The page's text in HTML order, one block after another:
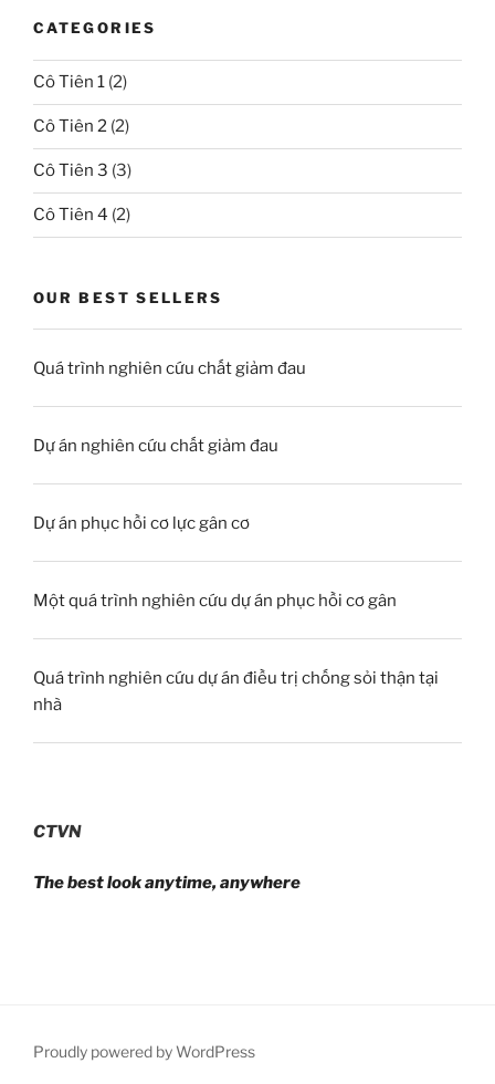
CATEGORIES
Cô Tiên 1 (2)
Cô Tiên 2 (2)
Cô Tiên 3 (3)
Cô Tiên 4 (2)
OUR BEST SELLERS
Quá trình nghiên cứu chất giảm đau
Dự án nghiên cứu chất giảm đau
Dự án phục hồi cơ lực gân cơ
Một quá trình nghiên cứu dự án phục hồi cơ gân
Quá trình nghiên cứu dự án điều trị chống sỏi thận tại
nhà
CTVN
The best look anytime, anywhere
Proudly powered by WordPress